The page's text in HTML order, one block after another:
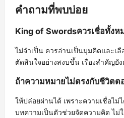
คำถามที่พบบ่อย
King of Swordsควรเชื่อทั้งห
ไม่จำเป็น ควรอ่านเป็นมุมคิดและเ
ตัดสินใจอย่างสงบขึ้น เรื่องสำคัญยั
ถ้าความหมายไม่ตรงกับชีวิตต
ให้ปล่อยผ่านได้ เพราะความเชื่อไ
บทความเป็นตัวช่วยจัดความคิด ไม่